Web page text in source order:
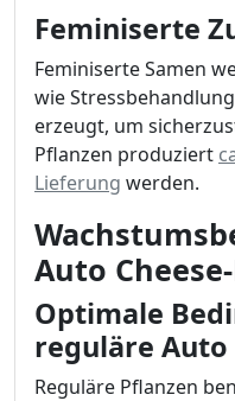
Feminiserte
Feminiserte Samen
wie
erzeugt, um
Pflanzen produziert
Lieferung werden.
Auto
Optimale
reguläre Auto
Reguläre Pflanzen